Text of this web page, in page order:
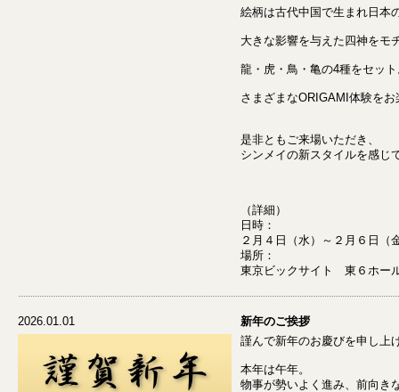
絵柄は古代中国で生まれ日本
大きな影響を与えた四神をモ
龍・虎・鳥・亀の4種をセッ
さまざまなORIGAMI体験を
是非ともご来場いただき、
シンメイの新スタイルを感じ
（詳細）
日時：
２月４日（水）～２月６日（
場所：
東京ビックサイト 東６ホー
2026.01.01
新年のご挨拶
謹んで新年のお慶びを申し上
本年は午年。
物事が勢いよく進み、前向き